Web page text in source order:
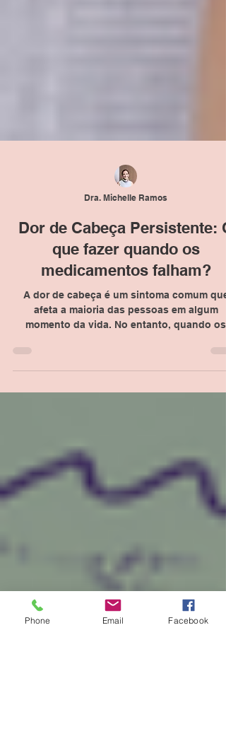
Dra. Michelle Ramos
Dor de Cabeça Persistente: O
que fazer quando os
medicamentos falham?
momento da vida. No entanto, quando os
Phone Email Facebook